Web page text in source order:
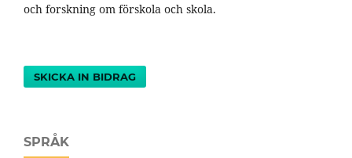
och forskning om förskola och skola.
SKICKA IN BIDRAG
SPRÅK